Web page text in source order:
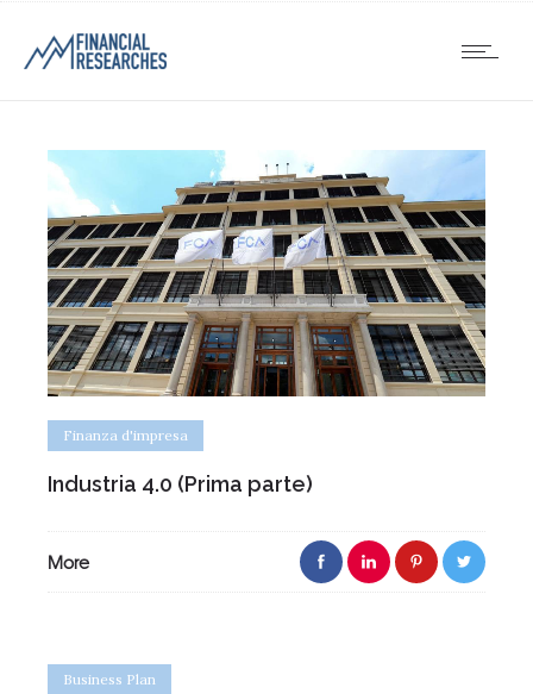
Finanza d'impresa
Industria 4.0 (Prima parte)
More
Business Plan